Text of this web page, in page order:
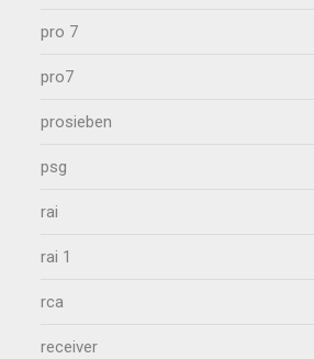
pro 7
pro7
prosieben
psg
rai
rai 1
rca
receiver